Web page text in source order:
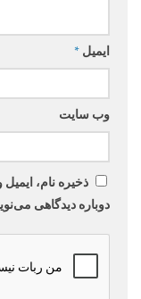
ایمیل *
وب‌ سایت
ذخیره نام،
دوباره دیدگاهی